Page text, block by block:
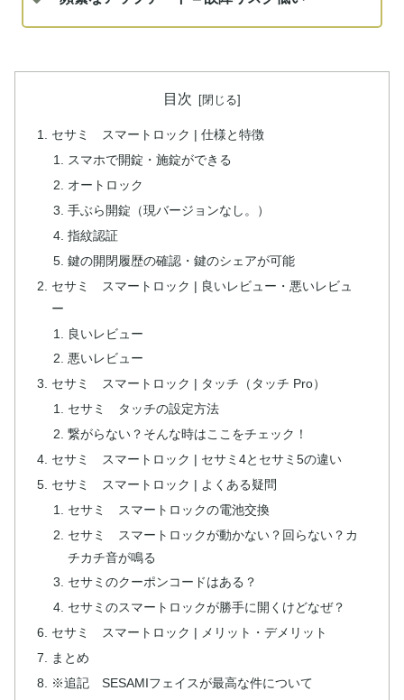
目次
セサミ スマートロック | 仕様と特徴
スマホで開錠・施錠ができる
オートロック
手ぶら開錠（現バージョンなし。）
指紋認証
鍵の開閉履歴の確認・鍵のシェアが可能
セサミ スマートロック | 良いレビュー・悪いレビュ
ー
良いレビュー
悪いレビュー
セサミ スマートロック | タッチ（タッチ Pro）
セサミ タッチの設定方法
繋がらない？そんな時はここをチェック！
セサミ スマートロック | セサミ4とセサミ5の違い
セサミ スマートロック | よくある疑問
セサミ スマートロックの電池交換
セサミ スマートロックが動かない？回らない？カ
チカチ音が鳴る
セサミのクーポンコードはある？
セサミのスマートロックが勝手に開くけどなぜ？
セサミ スマートロック | メリット・デメリット
まとめ
※追記 SESAMIフェイスが最高な件について